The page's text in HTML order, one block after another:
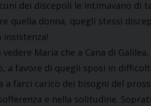
dei discepoli le intimavano di
quella donna, quegli stessi
Maria che a Cana di
a favore di quegli sposi in
a farci carico dei bisogni del
e nella solitudine.